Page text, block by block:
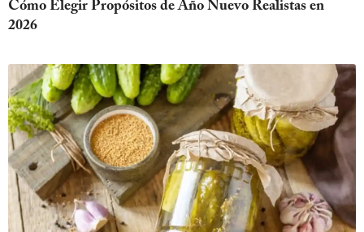
Cómo Elegir Propósitos de Año Nuevo Realistas en
2026